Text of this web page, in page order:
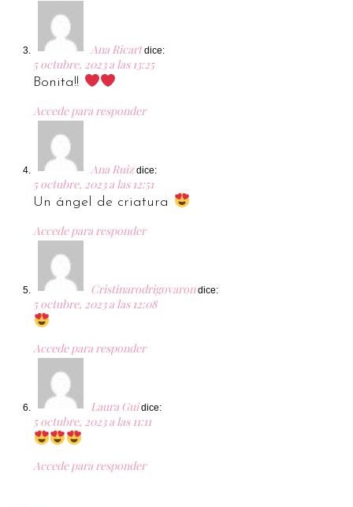
Ana Ricart dice:
5 octubre, 2023 a las 13:25
Bonita!!
Accede para responder
Ana Ruiz dice:
5 octubre, 2023 a las 12:51
Un ángel de criatura
Accede para responder
Cristinarodrigovaron dice:
5 octubre, 2023 a las 12:08
Accede para responder
Laura Gui dice:
5 octubre, 2023 a las 11:11
Accede para responder